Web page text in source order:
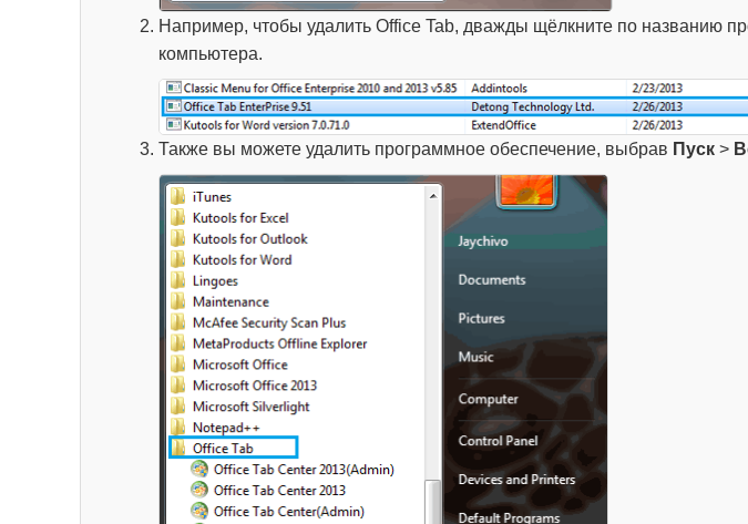
Например, чтобы удалить Office Tab, дважды щёлкните по названию
компьютера.
Также вы можете удалить программное обеспечение, выбрав Пуск >